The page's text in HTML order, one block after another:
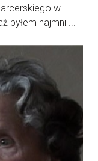
w
byłem najmni ...